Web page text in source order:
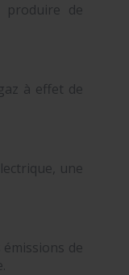
produire de
à effet de
une
de